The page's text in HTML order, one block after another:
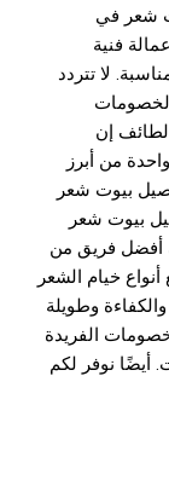
شعر في
عمالة فنية
لا تتردد
إن
من أبرز
بيوت شعر
بيوت شعر
أفضل فريق من
خيام الشعر
وطويلة
الفريدة
أيضًا نوفر لكم